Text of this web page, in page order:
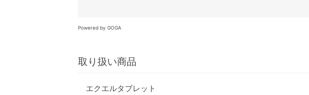
Powered by GOGA
取り扱い商品
エクエルタブレット